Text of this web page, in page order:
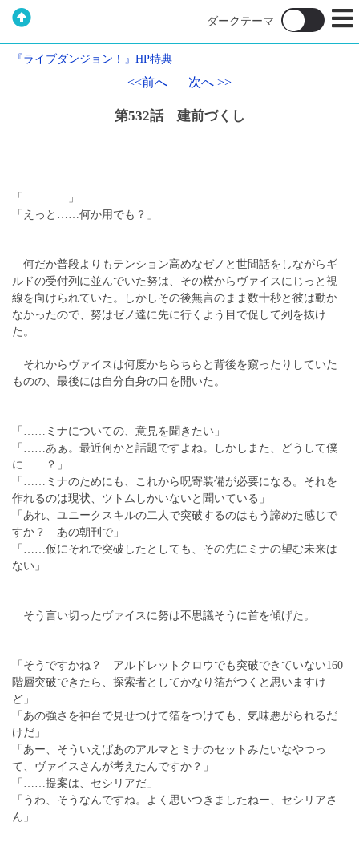
『ライブダンジョン！』HP特典
<<前へ 次へ >>
第532話 建前づくし
「…………」
「えっと……何か用でも？」
何だか普段よりもテンション高めなゼノと世間話をしながらギ
ルドの受付列に並んでいた努は、その横からヴァイスにじっと視
線を向けられていた。しかしその後無言のまま数十秒と彼は動か
なかったので、努はゼノ達に先に行くよう目で促して列を抜け
た。
それからヴァイスは何度かちらちらと背後を窺ったりしていた
ものの、最後には自分自身の口を開いた。
「……ミナについての、意見を聞きたい」
「……あぁ。最近何かと話題ですよね。しかしまた、どうして僕
に……？」
「……ミナのためにも、これから呪寄装備が必要になる。それを
作れるのは現状、ツトムしかいないと聞いている」
「あれ、ユニークスキルの二人で突破するのはもう諦めた感じで
すか？ あの朝刊で」
「……仮にそれで突破したとしても、その先にミナの望む未来は
ない」
そう言い切ったヴァイスに努は不思議そうに首を傾げた。
「そうですかね？ アルドレットクロウでも突破できていない160
階層突破できたら、探索者としてかなり箔がつくと思いますけ
ど」
「あの強さを神台で見せつけて箔をつけても、気味悪がられるだ
けだ」
「あー、そういえばあのアルマとミナのセットみたいなやつっ
て、ヴァイスさんが考えたんですか？」
「……提案は、セシリアだ」
「うわ、そうなんですね。よく思いつきましたねー、セシリアさ
ん」